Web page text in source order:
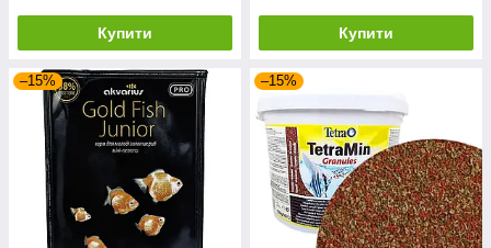
Купити Купити
–15% –15%